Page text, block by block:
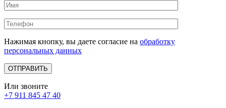
Нажимая кнопку, вы даете согласие на обработку
персональных данных
Или звоните
+7 911 845 47 40